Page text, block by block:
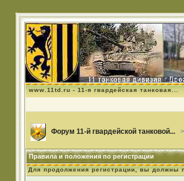
www.11td.ru - 11-я гвардейская танковая...
Форум 11-й гвардейской танковой...
Правила и положения по регистрации
Для продолжения регистрации, вы должны